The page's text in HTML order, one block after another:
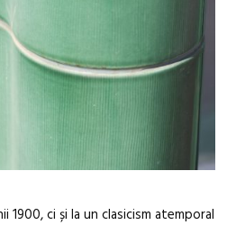
1900, ci și la un clasicism atemporal